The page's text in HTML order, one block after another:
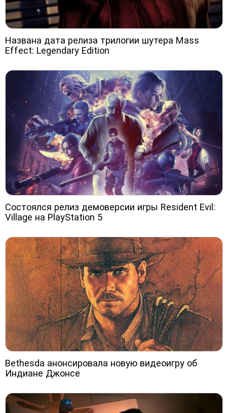
Названа дата релиза трилогии шутера Mass
Effect: Legendary Edition
Состоялся релиз демоверсии игры Resident Evil:
Village на PlayStation 5
Bethesda анонсировала новую видеоигру об
Индиане Джонсе